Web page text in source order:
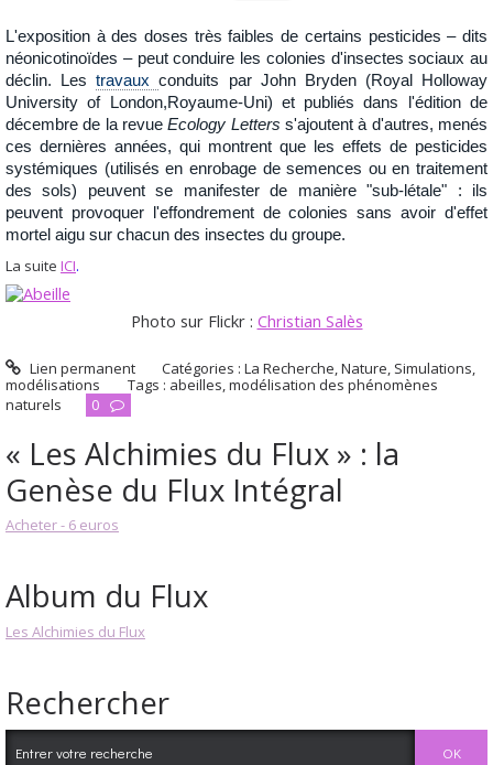
L'exposition à des doses très faibles de certains pesticides – dits
néonicotinoïdes – peutconduire les colonies d'insectes sociaux au
déclin. Lestravaux conduits par John Bryden (Royal Holloway
University of London,Royaume-Uni) et publiés dans l'édition de
décembre de la revueEcology Letterss'ajoutent à d'autres, menés
ces dernières années, qui montrent que les effets de pesticides
systémiques (utilisés en enrobage de semences ou en traitement
des sols) peuvent se manifesterde manière "sub-létale" : ils
peuvent provoquerl'effondrement de colonies sansavoir d'effet
mortel aigu sur chacun des insectes du groupe.
La suite ICI.
Photo sur Flickr : Christian Salès
Lien permanent Catégories :La Recherche,Nature, Simulations,
modélisations
Tags : abeilles,modélisation des phénomènes
naturels
0
« Les Alchimies du Flux » : la
Genèse du Flux Intégral
Acheter - 6 euros
Album du Flux
Les Alchimies du Flux
Rechercher